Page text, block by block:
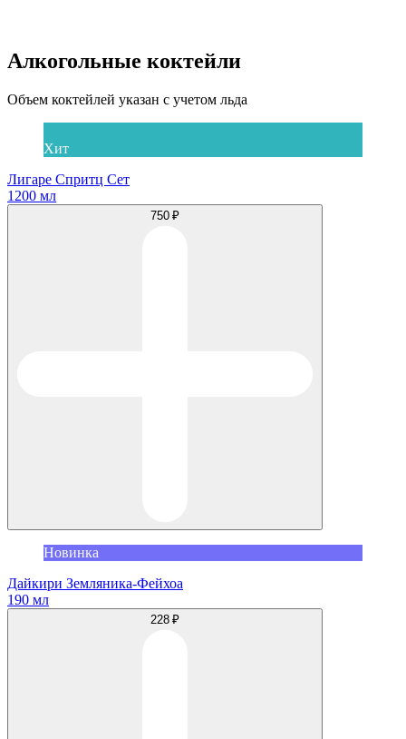
Алкогольные коктейли
Объем коктейлей указан с учетом льда
Хит
Лигаре Спритц Сет
1200 мл
750 ₽
Новинка
Дайкири Земляника-Фейхоа
190 мл
228 ₽